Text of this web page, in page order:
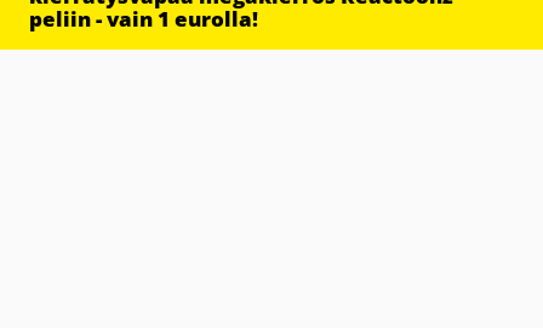
peliin - vain 1 eurolla!